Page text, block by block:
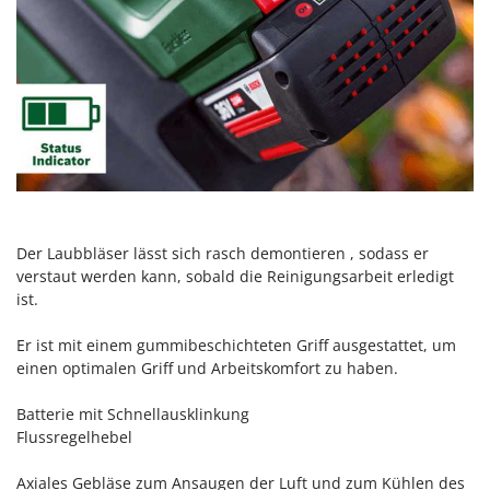
P
Palettengabeln für Traktoren
Pelletpressen
Pflüge für Traktor
Planierschilder für Traktoren
Plasmaschneider
Poolstaubsauger
Rasensodenschneider
Rasentrimmer - Kantenschneider
Forest Master
Francini
G
G3 Ferrari
Gardena
Garofalo
GeoTech Pro
Gierre
Gipeco
Girmi
Goodyear
GRAEF
Gre
Der Laubbläser lässt sich rasch demontieren , sodass er
verstaut werden kann, sobald die Reinigungsarbeit erledigt
ist.
Er ist mit einem gummibeschichteten Griff ausgestattet, um
einen optimalen Griff und Arbeitskomfort zu haben.
Batterie mit Schnellausklinkung
Flussregelhebel
Axiales Gebläse zum Ansaugen der Luft und zum Kühlen des